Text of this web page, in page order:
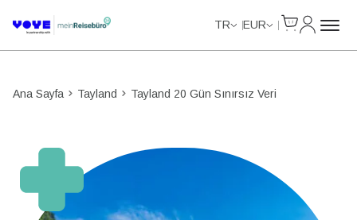
TR EUR
Ana Sayfa Tayland Tayland 20 Gün Sınırsız Veri